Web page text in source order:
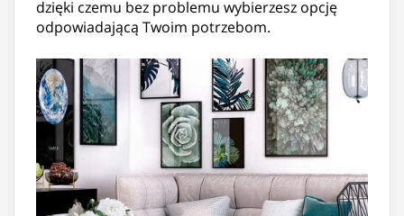
dzięki czemu bez problemu wybierzesz opcję
odpowiadającą Twoim potrzebom.